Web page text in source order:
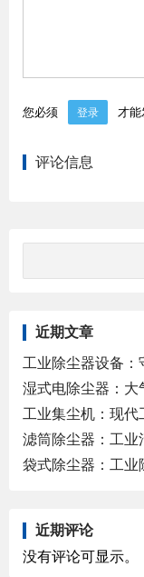
您必须 登录 才能
评论信息
近期文章
工业除尘器设备
湿式电除尘器：
工业集尘机：现
滤筒除尘器：工
袋式除尘器：工
近期评论
没有评论可显示。